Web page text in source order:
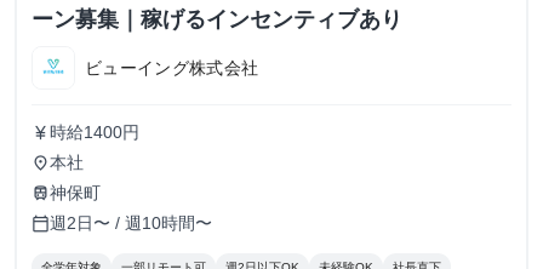
ーン募集｜稼げるインセンティブあり
ビューイング株式会社
currency_yen 時給1400円
place本社
train神保町
calendar_today週2日〜 / 週10時間〜